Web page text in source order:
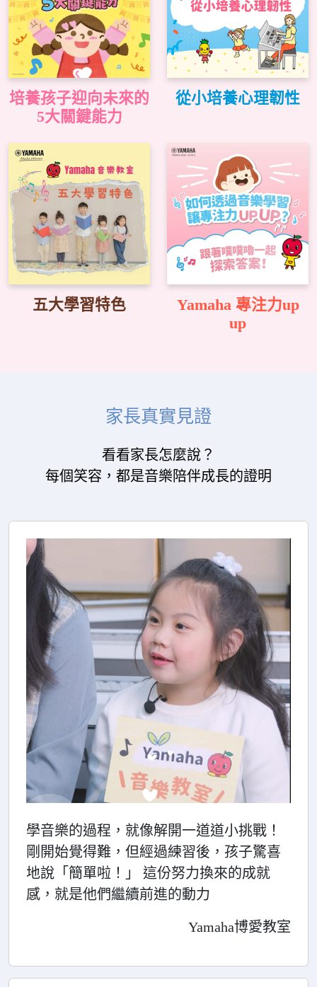
培養孩子迎向未來的
5大關鍵能力
從小培養心理韌性
五大學習特色
Yamaha 專注力up
up
家長真實見證
看看家長怎麼說？
每個笑容，都是音樂陪伴成長的證明
學音樂的過程，就像解開一道道小挑戰！
剛開始覺得難，但經過練習後，孩子驚喜
地說「簡單啦！」 這份努力換來的成就
感，就是他們繼續前進的動力
Yamaha博愛教室